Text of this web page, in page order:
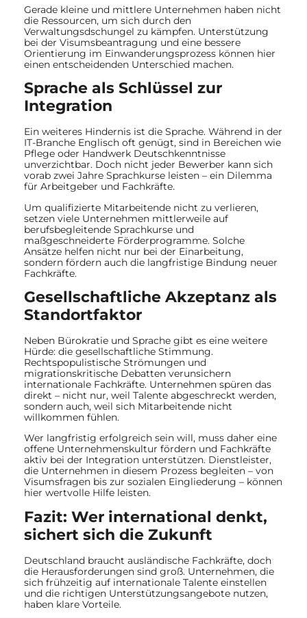
Gerade kleine und mittlere Unternehmen haben nicht
die Ressourcen, um sich durch den
Verwaltungsdschungel zu kämpfen. Unterstützung
bei der Visumsbeantragung und eine bessere
Orientierung im Einwanderungsprozess können hier
einen entscheidenden Unterschied machen.
Sprache als Schlüssel zur
Integration
Ein weiteres Hindernis ist die Sprache. Während in der
IT-Branche Englisch oft genügt, sind in Bereichen wie
Pflege oder Handwerk Deutschkenntnisse
unverzichtbar. Doch nicht jeder Bewerber kann sich
vorab zwei Jahre Sprachkurse leisten – ein Dilemma
für Arbeitgeber und Fachkräfte.
Um qualifizierte Mitarbeitende nicht zu verlieren,
setzen viele Unternehmen mittlerweile auf
berufsbegleitende Sprachkurse und
maßgeschneiderte Förderprogramme. Solche
Ansätze helfen nicht nur bei der Einarbeitung,
sondern fördern auch die langfristige Bindung neuer
Fachkräfte.
Gesellschaftliche Akzeptanz als
Standortfaktor
Neben Bürokratie und Sprache gibt es eine weitere
Hürde: die gesellschaftliche Stimmung.
Rechtspopulistische Strömungen und
migrationskritische Debatten verunsichern
internationale Fachkräfte. Unternehmen spüren das
direkt – nicht nur, weil Talente abgeschreckt werden,
sondern auch, weil sich Mitarbeitende nicht
willkommen fühlen.
Wer langfristig erfolgreich sein will, muss daher eine
offene Unternehmenskultur fördern und Fachkräfte
aktiv bei der Integration unterstützen. Dienstleister,
die Unternehmen in diesem Prozess begleiten – von
Visumsfragen bis zur sozialen Eingliederung – können
hier wertvolle Hilfe leisten.
Fazit: Wer international denkt,
sichert sich die Zukunft
Deutschland braucht ausländische Fachkräfte, doch
die Herausforderungen sind groß. Unternehmen, die
sich frühzeitig auf internationale Talente einstellen
und die richtigen Unterstützungsangebote nutzen,
haben klare Vorteile.